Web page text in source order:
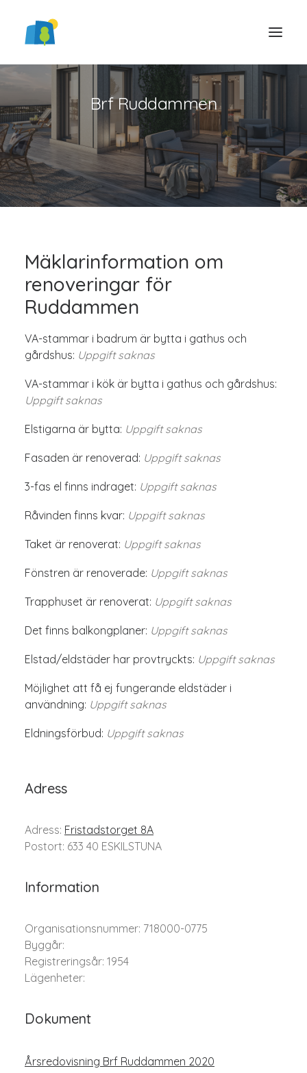
Brf Ruddammen
Mäklarinformation om
renoveringar för
Ruddammen
VA-stammar i badrum är bytta i gathus och
gårdshus: Uppgift saknas
VA-stammar i kök är bytta i gathus och gårdshus:
Uppgift saknas
Elstigarna är bytta: Uppgift saknas
Fasaden är renoverad: Uppgift saknas
3-fas el finns indraget: Uppgift saknas
Råvinden finns kvar: Uppgift saknas
Taket är renoverat: Uppgift saknas
Fönstren är renoverade: Uppgift saknas
Trapphuset är renoverat: Uppgift saknas
Det finns balkongplaner: Uppgift saknas
Elstad/eldstäder har provtryckts: Uppgift saknas
Möjlighet att få ej fungerande eldstäder i
användning: Uppgift saknas
Eldningsförbud: Uppgift saknas
Adress
Adress: Fristadstorget 8A
Postort: 633 40 ESKILSTUNA
Information
Organisationsnummer: 718000-0775
Byggår:
Registreringsår: 1954
Lägenheter:
Dokument
Årsredovisning Brf Ruddammen 2020